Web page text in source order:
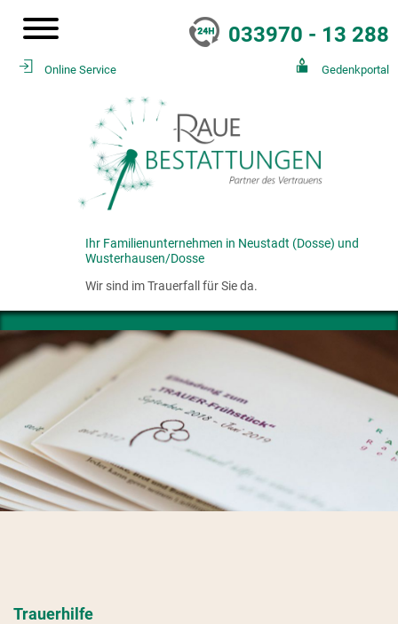
033970 - 13 288
Online Service Gedenkportal
Ihr Familienunternehmen in Neustadt (Dosse) und
Wusterhausen/Dosse
Wir sind im Trauerfall für Sie da.
Trauerhilfe